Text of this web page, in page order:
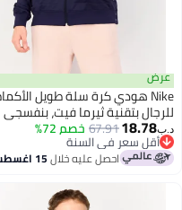
عرض
Nike هودي كرة سلة طويل الأكمام
للرجال بتقنية ثيرما فيت، بنفسجي
د.ب‏18.78
67.91خصم 72%
أقل سعر في السنة
أقل سعر في السنة
احصل عليه خلال15 اغسطس